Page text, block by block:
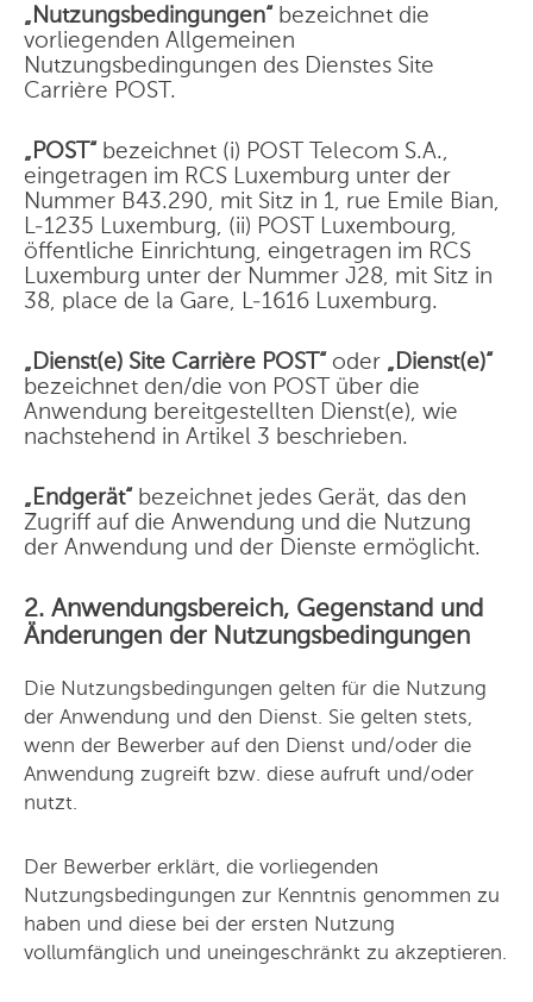
„Nutzungsbedingungen“ bezeichnet die
vorliegenden Allgemeinen
Nutzungsbedingungen des Dienstes Site
Carrière POST.
„POST“bezeichnet (i) POST Telecom S.A.,
eingetragen im RCS Luxemburg unter der
Nummer B43.290, mit Sitz in 1, rue Emile Bian,
L-1235 Luxemburg, (ii) POST Luxembourg,
öffentliche Einrichtung, eingetragen im RCS
Luxemburg unter der Nummer J28, mit Sitz in
38, place de la Gare, L-1616 Luxemburg.
„Dienst(e) Site Carrière POST“oder „Dienst(e)“
bezeichnet den/die von POST über die
Anwendung bereitgestellten Dienst(e), wie
nachstehend in Artikel 3 beschrieben.
„Endgerät“bezeichnet jedes Gerät, das den
Zugriff auf die Anwendung und die Nutzung
der Anwendung und der Dienste ermöglicht.
2. Anwendungsbereich, Gegenstand und
Änderungen der Nutzungsbedingungen
Die Nutzungsbedingungen gelten für die Nutzung
der Anwendung und den Dienst. Sie gelten stets,
wenn der Bewerber auf den Dienst und/oder die
Anwendung zugreift bzw. diese aufruft und/oder
nutzt.
Der Bewerber erklärt, die vorliegenden
Nutzungsbedingungen zur Kenntnis genommen zu
haben und diese bei der ersten Nutzung
vollumfänglich und uneingeschränkt zu akzeptieren.